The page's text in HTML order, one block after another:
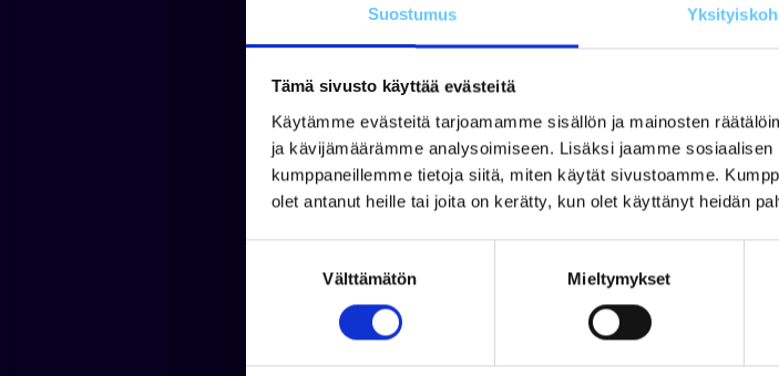
Suostumus
Tämä sivusto käyttää evästeitä
Käytämme evästeitä tarjoamamme sisällön ja mainosten
ja kävijämäärämme analysoimiseen. Lisäksi jaamme
kumppaneillemme tietoja siitä, miten käytät sivustoamme.
olet antanut heille tai joita on kerätty, kun olet käyttänyt heidän
Välttämätön Mieltymykset
Vahvat matalapaine maastorenkaat
Jaa